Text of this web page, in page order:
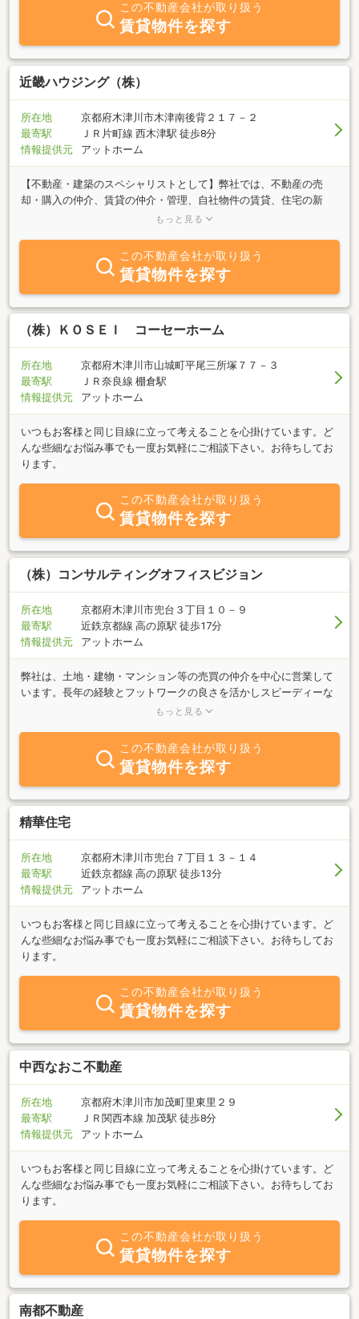
この不動産会社が取り扱う
賃貸物件を探す
近畿ハウジング（株）
所在地
京都府木津川市木津南後背２１７－２
最寄駅
ＪＲ片町線 西木津駅 徒歩8分
情報提供元
アットホーム
【不動産・建築のスペシャリストとして】弊社では、不動産の売
却・購入の仲介、賃貸の仲介・管理、自社物件の賃貸、住宅の新
築・リフォームのご依頼だけでなく、土地購入と新築設計施工、中
と建築にまたがったサービスの提供も行っております。私たちは、
「不動産と建築は切っても切り離せない性質がある」ことを理解
し、お客様のニーズの実現に、より適確に応えていきたと考えてお
ります。ぜひ、弊社ホームページ（ｈｔｔｐ：／／ｗｗｗ．ｋｉｎ
ｋｉｈｏｕｓｉｎｇ－ｎａｖｉ．ｃｏｍ）もご覧くださいませ。
もっと見る
この不動産会社が取り扱う
賃貸物件を探す
（株）ＫＯＳＥＩ コーセーホーム
所在地
京都府木津川市山城町平尾三所塚７７－３
最寄駅
ＪＲ奈良線 棚倉駅
情報提供元
アットホーム
いつもお客様と同じ目線に立って考えることを心掛けています。ど
んな些細なお悩み事でも一度お気軽にご相談下さい。お待ちしてお
ります。
この不動産会社が取り扱う
賃貸物件を探す
（株）コンサルティングオフィスビジョン
所在地
京都府木津川市兜台３丁目１０－９
最寄駅
近鉄京都線 高の原駅 徒歩17分
情報提供元
アットホーム
弊社は、土地・建物・マンション等の売買の仲介を中心に営業して
います。長年の経験とフットワークの良さを活かしスピーディーな
成約を目指します。また、不動産を軸とした相続・事業承継・不動
不動産コンサルティングマスター 相続対策専門士」が窓口となり、
各士業とのネットワークを活かしあらゆる課題、問題の解決に努め
ます。不動産・相続に関するご相談がございましたらお気軽にお問
合せください。
もっと見る
この不動産会社が取り扱う
賃貸物件を探す
精華住宅
所在地
京都府木津川市兜台７丁目１３－１４
最寄駅
近鉄京都線 高の原駅 徒歩13分
情報提供元
アットホーム
いつもお客様と同じ目線に立って考えることを心掛けています。ど
んな些細なお悩み事でも一度お気軽にご相談下さい。お待ちしてお
ります。
この不動産会社が取り扱う
賃貸物件を探す
中西なおこ不動産
所在地
京都府木津川市加茂町里東里２９
最寄駅
ＪＲ関西本線 加茂駅 徒歩8分
情報提供元
アットホーム
いつもお客様と同じ目線に立って考えることを心掛けています。ど
んな些細なお悩み事でも一度お気軽にご相談下さい。お待ちしてお
ります。
この不動産会社が取り扱う
賃貸物件を探す
南都不動産